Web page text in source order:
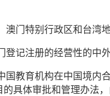
澳门特别行政区和台湾
登记注册的经营性的中
国教育机构在中国境内
具体审批和管理办法